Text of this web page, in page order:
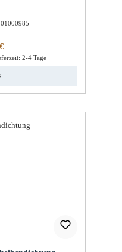
01000985
Preis:
2-4 Tage